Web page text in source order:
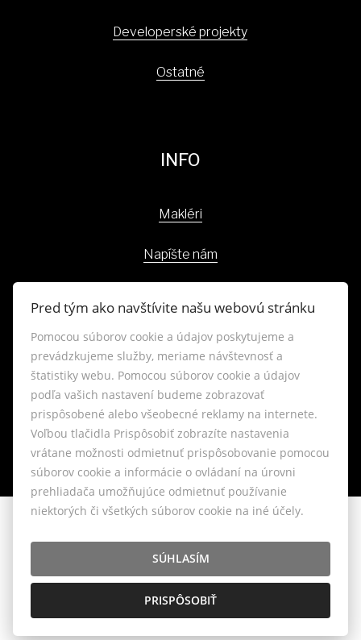
Developerské projekty
Ostatné
INFO
Makléri
Napíšte nám
Blog
Lokality
Nastavenie cookies
Belániková 6, Bratislava 841 04, E-mail: info@liviante.sk
Pred tým ako navštívite našu webovú stránku
Pomocou súborov cookie a údajov poskytujeme a
prevádzkujeme služby, meriame návštevnosť a
štatistiky webu. Pomocou súborov cookie a údajov
podľa vašich nastavení budeme zobrazovať
prispôsobené alebo všeobecné reklamy na internete.
Voľbou tlačidla Prispôsobiť zobrazíte nastavenia
vrátane možnosti odmietnuť prispôsobovanie pomocou
súborov cookie a informácie o ovládaní na úrovni
prehliadača umožňujúce odmietnuť používanie
niektorých či všetkých súborov cookie na iné účely.
SÚHLASÍM
PRISPÔSOBIŤ